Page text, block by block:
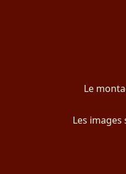
Le
Les